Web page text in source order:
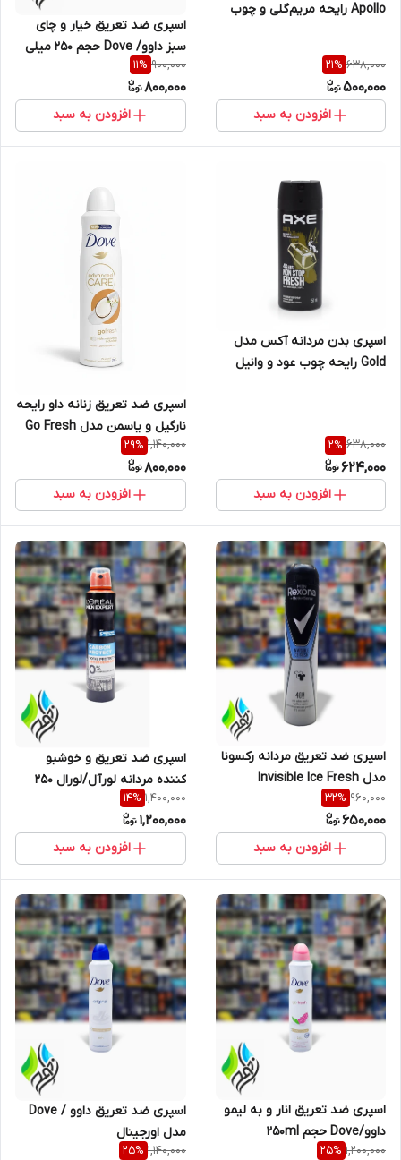
Apollo رایحه مریم‌گلی و چوب
638,000
21%
500,000
افزودن به سبد
اسپری ضد تعریق خیار و چای
سبز داوو/ Dove حجم 250 میلی
لیتر
900,000
11%
800,000
افزودن به سبد
اسپری بدن مردانه آکس مدل
Gold رایحه چوب عود و وانیل
638,000
2%
624,000
افزودن به سبد
اسپری ضد تعریق زنانه داو رایحه
نارگیل و یاسمن مدل Go Fresh
Advanced Care حجم ۲۰۰ میل
1,140,000
29%
800,000
افزودن به سبد
اسپری ضد تعریق مردانه رکسونا
مدل Invisible Ice Fresh
960,000
32%
650,000
افزودن به سبد
اسپری ضد تعریق و خوشبو
کننده مردانه لورآل/لورال 250
Expert Carbon Protect
1,400,000
14%
1,200,000
افزودن به سبد
اسپری ضد تعریق انار و به لیمو
داوو/Dove حجم ۲۵۰ml
1,200,000
25%
اسپری ضد تعریق داوو / Dove
مدل اورجینال
1,140,000
25%